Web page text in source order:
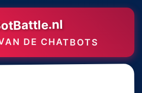
DE CHATBOTS